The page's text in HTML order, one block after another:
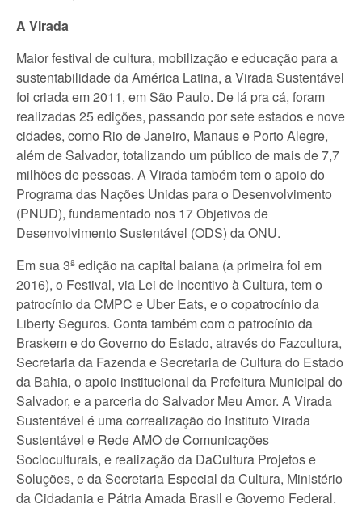
A Virada
Maior festival de cultura, mobilização e educação para a
sustentabilidade da América Latina, a Virada Sustentável
foi criada em 2011, em São Paulo. De lá pra cá, foram
realizadas 25 edições, passando por sete estados e nove
cidades, como Rio de Janeiro, Manaus e Porto Alegre,
além de Salvador, totalizando um público de mais de 7,7
milhões de pessoas. A Virada também tem o apoio do
Programa das Nações Unidas para o Desenvolvimento
(PNUD), fundamentado nos 17 Objetivos de
Desenvolvimento Sustentável (ODS) da ONU.
Em sua 3ª edição na capital baiana (a primeira foi em
2016), o Festival, via Lei de Incentivo à Cultura, tem o
patrocínio da CMPC e Uber Eats, e o copatrocínio da
Liberty Seguros. Conta também com o patrocínio da
Braskem e do Governo do Estado, através do Fazcultura,
Secretaria da Fazenda e Secretaria de Cultura do Estado
da Bahia, o apoio institucional da Prefeitura Municipal do
Salvador, e a parceria do Salvador Meu Amor. A Virada
Sustentável é uma correalização do Instituto Virada
Sustentável e Rede AMO de Comunicações
Socioculturais, e realização da DaCultura Projetos e
Soluções, e da Secretaria Especial da Cultura, Ministério
da Cidadania e Pátria Amada Brasil e Governo Federal.